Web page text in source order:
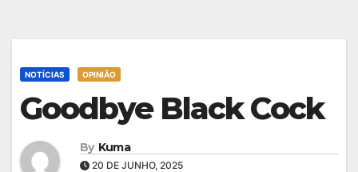
NOTÍCIAS OPINIÃO
Goodbye Black Cock
By Kuma
20 DE JUNHO, 2025